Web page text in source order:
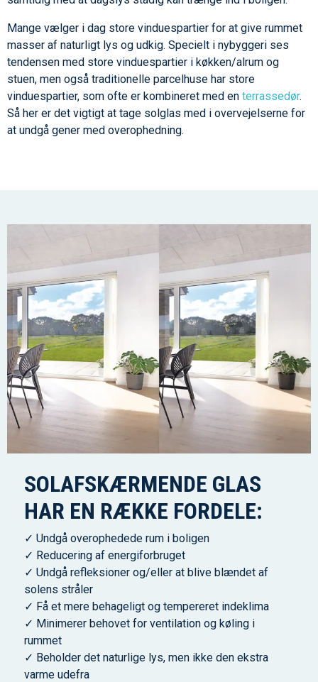
Mange vælger i dag store vinduespartier for at give rummet
masser af naturligt lys og udkig. Specielt i nybyggeri ses
tendensen med store vinduespartier i køkken/alrum og
stuen, men også traditionelle parcelhuse har store
vinduespartier, som ofte er kombineret med en terrassedør.
Så her er det vigtigt at tage solglas med i overvejelserne for
at undgå gener med overophedning.
SOLAFSKÆRMENDE GLAS
HAR EN RÆKKE FORDELE:
✓ Undgå overophedede rum i boligen
✓ Reducering af energiforbruget
✓ Undgå refleksioner og/eller at blive blændet af
solens stråler
✓ Få et mere behageligt og tempereret indeklima
✓ Minimerer behovet for ventilation og køling i
rummet
✓ Beholder det naturlige lys, men ikke den ekstra
varme udefra